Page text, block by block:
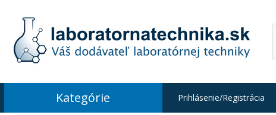
Kategórie Prihlásenie/Registrácia